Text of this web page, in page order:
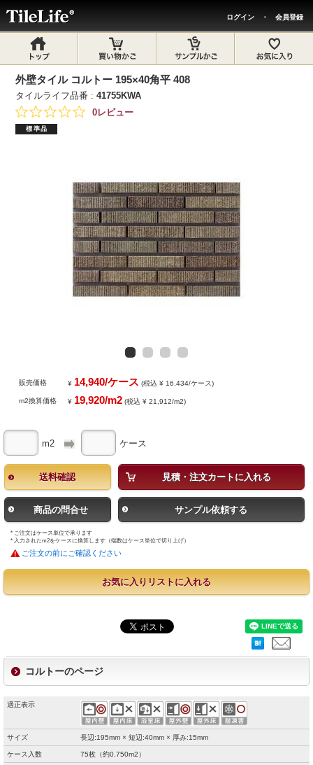
ログイン ・ 会員登録
外壁タイル コルトー 195×40角平 408
タイルライフ品番 :41755KWA
0レビュー
標準品
販売価格 ¥ 14,940/ケース (税込 ¥ 16,434/ケース)
m2換算価格 ¥ 19,920/m2 (税込 ¥ 21,912/m2)
m2 ケース
送料確認 見積・注文カートに入れる
商品の問合せ サンプル依頼する
* ご注文はケース単位で承ります
* 入力されたm2をケースに換算します（端数はケース単位で切り上げ）
ご注文の前にご確認ください
お気に入りリストに入れる
コルトーのページ
適正表示
サイズ 長辺:195mm × 短辺:40mm × 厚み:15mm
ケース入数 75枚（約0.750m2）